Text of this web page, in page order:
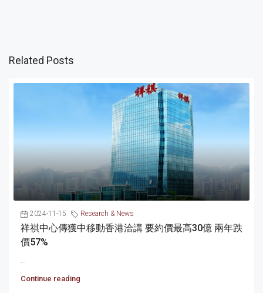
Related Posts
2024-11-15 Research & News
祥祺中心傳獲中移動香港洽講 要約價最高30億 兩年跌
價57%
...
Continue reading